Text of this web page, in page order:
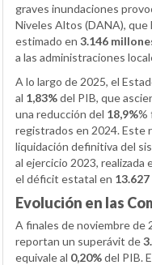
graves inundaciones
Niveles Altos (DANA), que
estimado en 3.146
a las administraciones
A lo largo de 2025, el
al 1,83%del PIB, que
una reducción del 18,9%%
registrados en 2024. Este
liquidación definitiva del
al ejercicio 2023, realizada
el déficit estatal en
Evolución en las
A finales de noviembre de
reportan un superávit de
equivale al 0,20%del PIB.